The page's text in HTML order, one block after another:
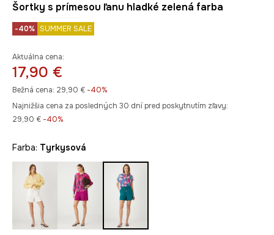
Šortky s prímesou ľanu hladké zelená farba
-40% SUMMER SALE
Aktuálna cena:
17,90 €
Bežná cena: 29,90 € -40%
Najnižšia cena za posledných 30 dní pred poskytnutím zľavy:
29,90 € -40%
Farba: tyrkysová